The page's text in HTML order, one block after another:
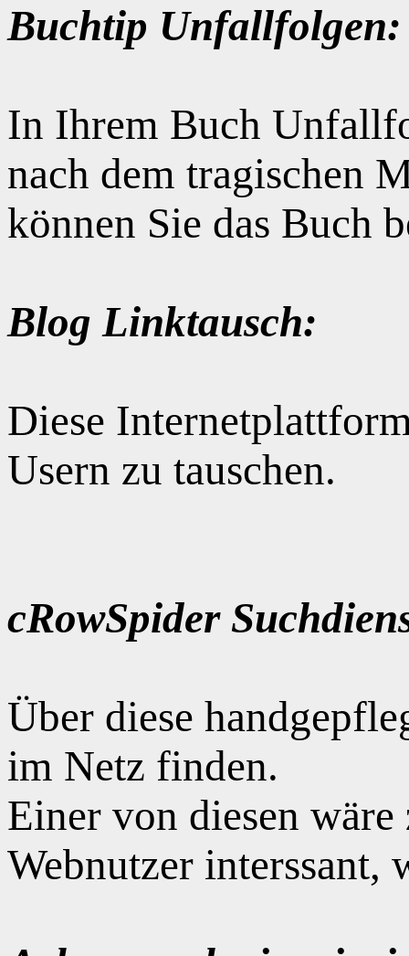
Buchtip Unfallfolgen:
In Ihrem Buch
nach dem tragischen
können Sie das Buch
Blog Linktausch:
Diese
Usern zu tauschen.
cRowSpider
Über diese
im Netz finden.
Einer von diesen
Webnutzer interssant,